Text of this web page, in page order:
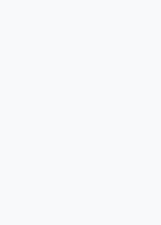
ることで、あな
る活発な暗号オ
継続的なプロモ
進するために重
イベントへの参